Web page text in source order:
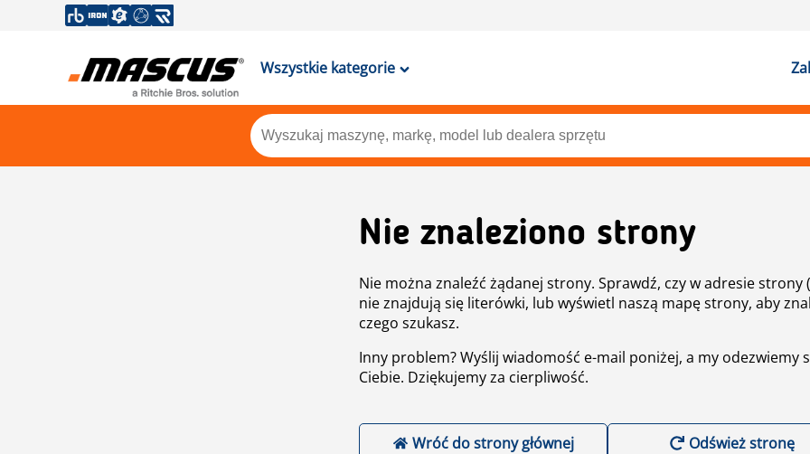
Wszystkie kategorie
Nie znaleziono strony
Nie można znaleźć żądanej strony. Sprawdź, czy w adresie strony
nie znajdują się literówki, lub wyświetl naszą mapę strony, aby
czego szukasz.
Inny problem? Wyślij wiadomość e-mail poniżej, a my odezwiemy
Ciebie. Dziękujemy za cierpliwość.
Wróć do strony głównej Odśwież stronę